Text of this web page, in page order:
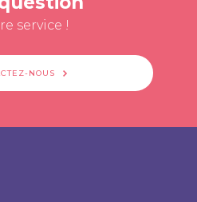
service !
NOUS